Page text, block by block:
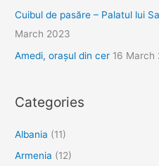
Cuibul de pasăre – Palatul lui
March 2023
Amedi, orașul din cer 16 March
Categories
Albania (11)
Armenia (12)